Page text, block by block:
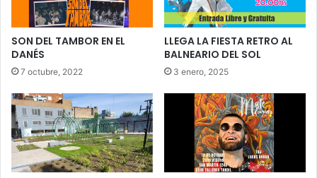
SON DEL TAMBOR EN EL
DANÉS
7 octubre, 2022
LLEGA LA FIESTA RETRO AL
BALNEARIO DEL SOL
3 enero, 2025